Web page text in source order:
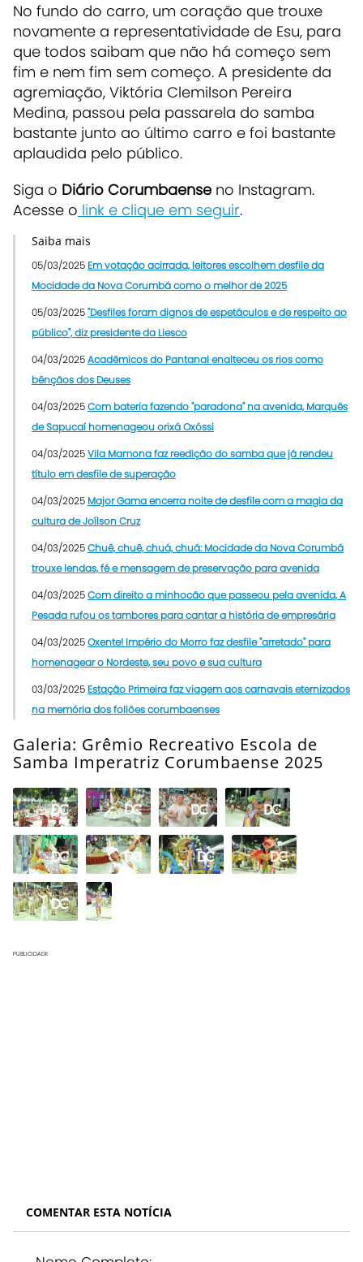
No fundo do carro, um coração que trouxe
novamente a representatividade de Esu, para
que todos saibam que não há começo sem
fim e nem fim sem começo. A presidente da
agremiação, Viktória Clemilson Pereira
Medina, passou pela passarela do samba
bastante junto ao último carro e foi bastante
aplaudida pelo público.
Siga o Diário Corumbaense no Instagram.
Acesse o link e clique em seguir.
Saiba mais
05/03/2025 Em votação acirrada, leitores escolhem desfile da
Mocidade da Nova Corumbá como o melhor de 2025
05/03/2025"Desfiles foram dignos de espetáculos e de respeito ao
público", diz presidente da Liesco
04/03/2025Acadêmicos do Pantanal enalteceu os rios como
bênçãos dos Deuses
04/03/2025Com bateria fazendo "paradona" na avenida, Marquês
de Sapucaí homenageou orixá Oxóssi
04/03/2025Vila Mamona faz reedição do samba que já rendeu
título em desfile de superação
04/03/2025 Major Gama encerra noite de desfile com a magia da
cultura de Joílson Cruz
04/03/2025Chuê, chuê, chuá, chuá: Mocidade da Nova Corumbá
trouxe lendas, fé e mensagem de preservação para avenida
04/03/2025Com direito a minhocão que passeou pela avenida, A
Pesada rufou os tambores para cantar a história de empresária
04/03/2025Oxente! Império do Morro faz desfile "arretado" para
homenagear o Nordeste, seu povo e sua cultura
03/03/2025 Estação Primeira faz viagem aos carnavais eternizados
na memória dos foliões corumbaenses
Galeria: Grêmio Recreativo Escola de
Samba Imperatriz Corumbaense 2025
PUBLICIDADE
COMENTAR ESTA NOTÍCIA